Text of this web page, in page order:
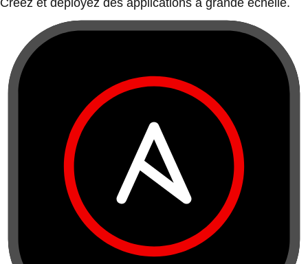
Créez et déployez des applications à grande échelle.